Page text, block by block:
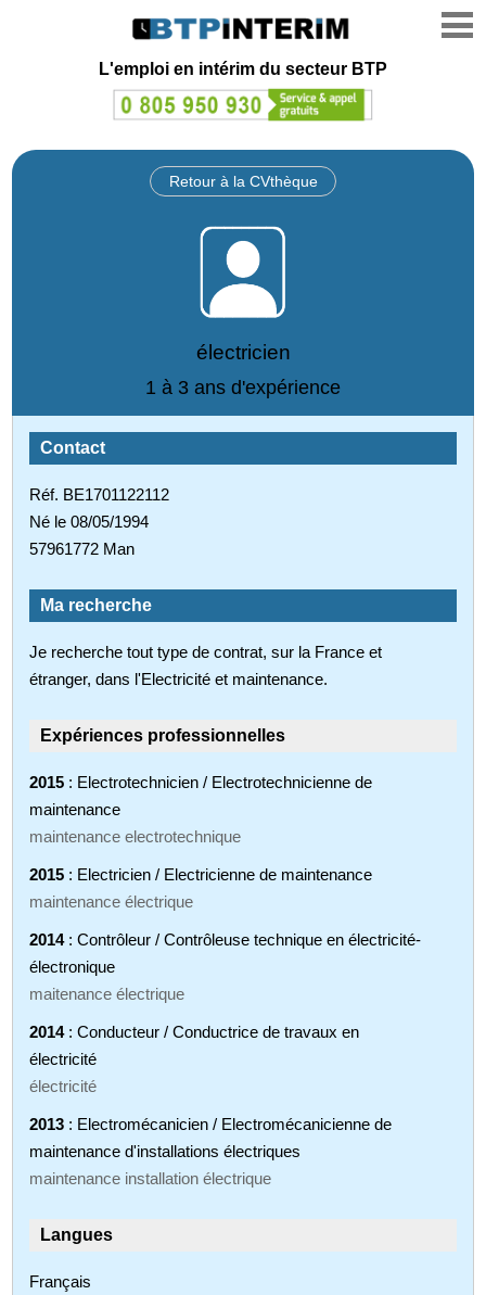
L'emploi en intérim du secteur BTP
Retour à la CVthèque
électricien
1 à 3 ans d'expérience
Contact
Réf. BE1701122112
Né le 08/05/1994
57961772 Man
Ma recherche
Je recherche tout type de contrat, sur la France et
étranger, dans l'Electricité et maintenance.
Expériences professionnelles
2015 : Electrotechnicien / Electrotechnicienne de
maintenance
maintenance electrotechnique
2015 : Electricien / Electricienne de maintenance
maintenance électrique
2014: Contrôleur / Contrôleuse technique en électricité-
électronique
maitenance électrique
2014: Conducteur / Conductrice de travaux en
électricité
électricité
2013 : Electromécanicien / Electromécanicienne de
maintenance d'installations électriques
maintenance installation électrique
Langues
Français